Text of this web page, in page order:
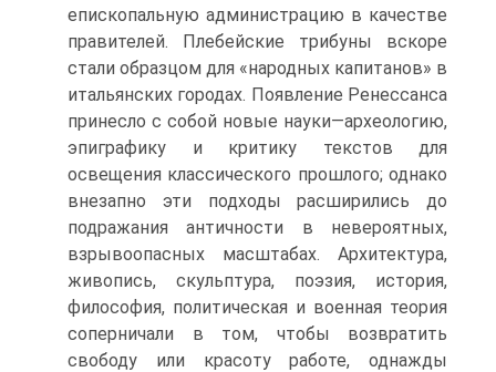
епископальную администрацию в ка­честве
правителей. Плебейские трибуны вскоре
стали образцом для «народных капитанов» в
итальянских городах. Появление Ренессанса
принесло с собой новые науки—археологию,
эпиграфику и критику тек­стов для
освещения классического прошлого; однако
внезапно эти под­ходы расширились до
подражания античности в невероятных,
взрыво­опасных масштабах. Архитектура,
живопись, скульптура, поэзия, исто­рия,
философия, политическая и военная теория
соперничали в том, чтобы возвратить
свободу или красоту работе, однажды